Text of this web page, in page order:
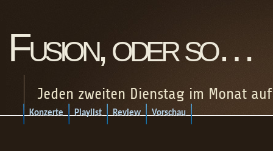
Fusion, oder so…
Jeden zweiten Dienstag im Monat auf
Konzerte Playlist Review Vorschau